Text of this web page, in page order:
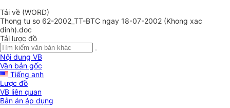
Tải về (WORD)
Thong tu so 62-2002_TT-BTC ngay 18-07-2002 (Khong xac
dinh).doc
Tải lược đồ
Nội dung VB
Văn bản gốc
Tiếng anh
Lược đồ
VB liên quan
Bản án áp dụng